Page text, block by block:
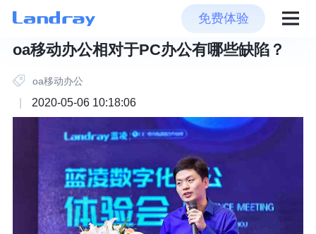
免费体验
oa移动办公相对于PC办公有哪些缺陷？
oa移动办公
2020-05-06 10:18:06